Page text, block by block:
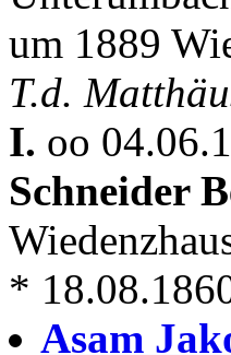
um 1889
T.d.
I. oo
Schneider
*
Asam